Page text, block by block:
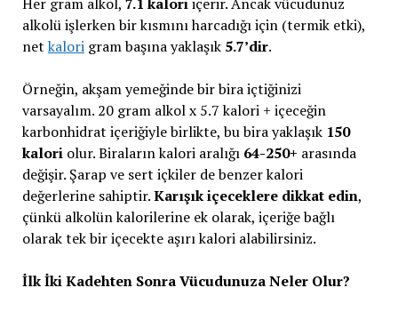
alkolü işlerken bir kısmını harcadığı için (termik etki),
net kalorigram başına yaklaşık 5.7’dir.
Örneğin, akşam yemeğinde bir bira içtiğinizi
varsayalım. 20 gram alkol x 5.7 kalori + içeceğin
karbonhidrat içeriğiyle birlikte, bu bira yaklaşık 150
kaloriolur. Biraların kalori aralığı 64-250+ arasında
değişir. Şarap ve sert içkiler de benzer kalori
değerlerine sahiptir.Karışık içeceklere dikkat edin,
çünkü alkolün kalorilerine ek olarak, içeriğe bağlı
olarak tek bir içecekte aşırı kalori alabilirsiniz.
İlk İki Kadehten Sonra Vücudunuza Neler Olur?